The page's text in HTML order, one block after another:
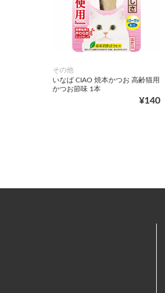
その他
いなば CIAO 焼本かつお 高齢猫用
かつお節味 1本
¥140